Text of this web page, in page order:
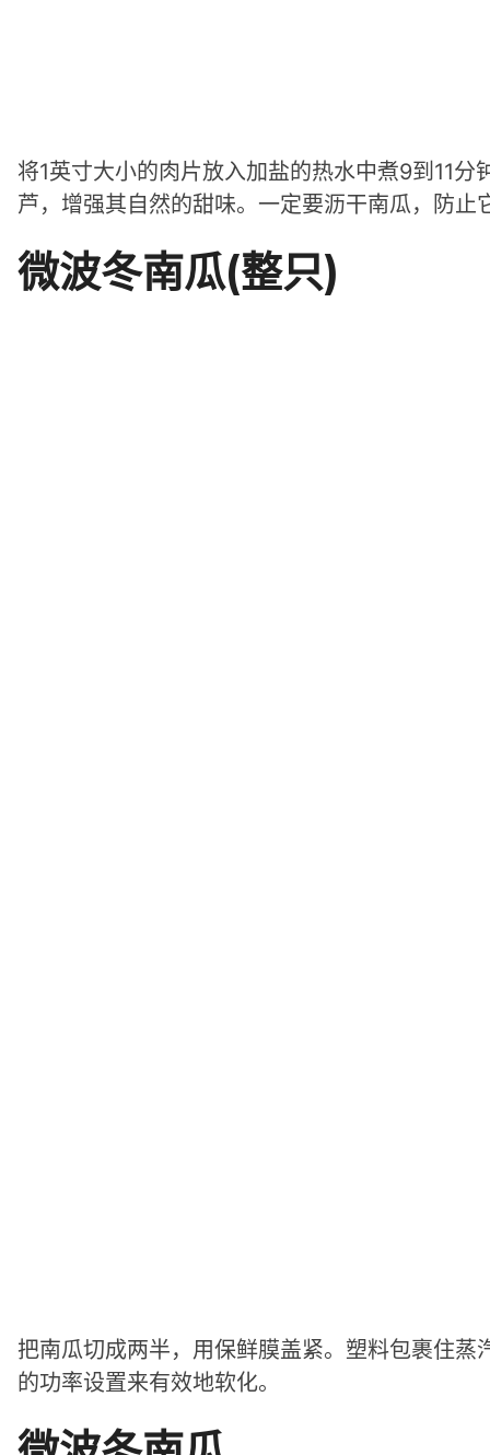
将1英寸大小的肉片放入加盐的热水中煮9到11
芦，增强其自然的甜味。一定要沥干南瓜，防止
微波冬南瓜(整只)
把南瓜切成两半，用保鲜膜盖紧。塑料包裹住
的功率设置来有效地软化。